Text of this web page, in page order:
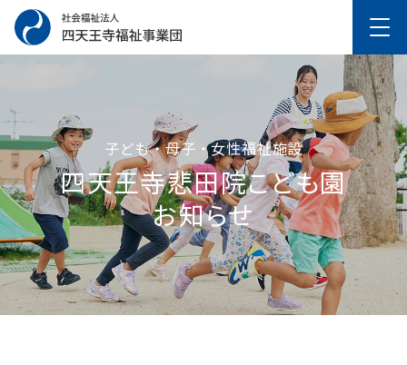
子ども・母子・女性福祉施設
四天王寺悲⽥院こども園
お知らせ